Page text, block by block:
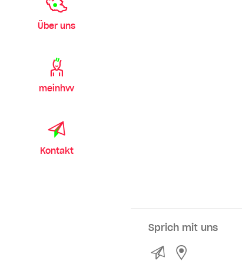
Über uns
meinhvv
Kontakt
Sprich mit uns
KontaktService-